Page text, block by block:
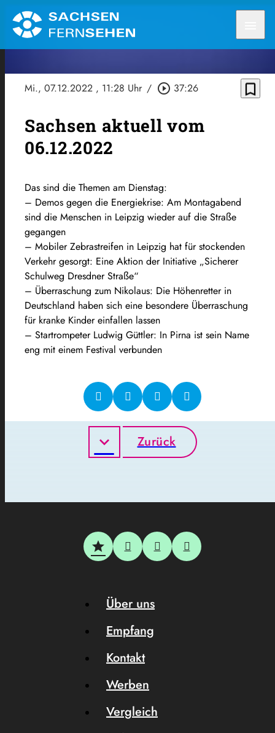
Mi., 07.12.2022 , 11:28 Uhr / play_circle_outline 37:26 bookmark_border
Sachsen aktuell vom
06.12.2022
Das sind die Themen am Dienstag:
– Demos gegen die Energiekrise: Am Montagabend
sind die Menschen in Leipzig wieder auf die Straße
gegangen
– Mobiler Zebrastreifen in Leipzig hat für stockenden
Verkehr gesorgt: Eine Aktion der Initiative „Sicherer
Schulweg Dresdner Straße“
– Überraschung zum Nikolaus: Die Höhenretter in
Deutschland haben sich eine besondere Überraschung
für kranke Kinder einfallen lassen
– Startrompeter Ludwig Güttler: In Pirna ist sein Name
eng mit einem Festival verbunden
Zurück
Über uns
Empfang
Kontakt
Werben
Vergleich